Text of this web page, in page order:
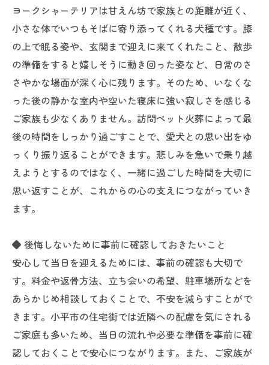
ヨークシャーテリアは甘えん坊で家族との距離が近く、
小さな体でいつもそばに寄り添ってくれる犬種です。膝
の上で眠る姿や、玄関まで迎えに来てくれたこと、散歩
の準備をすると嬉しそうに動き回った姿など、日常のさ
さやかな場面が深く心に残ります。そのため、いなくな
った後の静かな室内や空いた寝床に強い寂しさを感じる
ご家族も少なくありません。訪問ペット火葬によって最
後の時間をしっかり過ごすことで、愛犬との思い出をゆ
っくり振り返ることができます。悲しみを急いで乗り越
えようとするのではなく、一緒に過ごした時間を大切に
思い返すことが、これからの心の支えにつながっていき
ます。
◆ 後悔しないために事前に確認しておきたいこと
安心して当日を迎えるためには、事前の確認も大切で
す。料金や返骨方法、立ち会いの希望、駐車場所などを
あらかじめ相談しておくことで、不安を減らすことがで
きます。小平市の住宅街では近隣への配慮を気にされる
ご家庭も多いため、当日の流れや必要な準備を事前に確
認しておくことで安心につながります。また、ご家族が